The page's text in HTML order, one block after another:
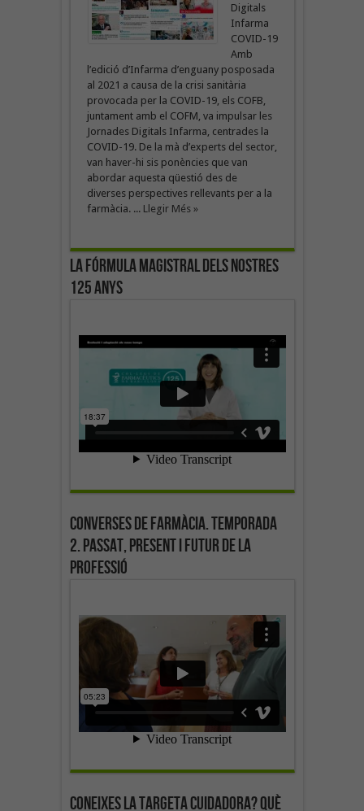
Digitals
Infarma
COVID-19
Amb
l’edició d’Infarma d’enguany posposada
al 2021 a causa de la crisi sanitària
provocada per la COVID-19, els COFB,
juntament amb el COFM, va impulsar les
Jornades Digitals Infarma, centrades la
COVID-19. De la mà d’experts del sector,
van haver-hi sis ponències que van
abordar aquesta qüestió des de
diverses perspectives rellevants per a la
farmàcia. ... Llegir Més »
La fórmula magistral dels nostres
125 anys
Converses de farmàcia. Temporada
2. Passat, present i futur de la
professió
Coneixes la targeta cuidadora? Què